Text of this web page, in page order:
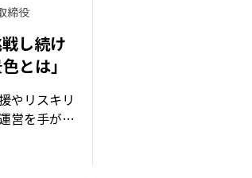
締役
し続け
とは」
やリスキリ
営を手がけ